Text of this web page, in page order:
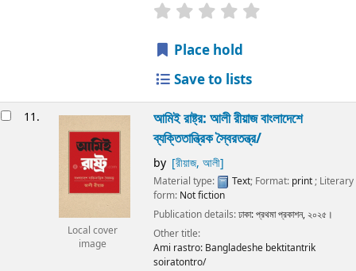
Place hold
Save to lists
11.
Local cover
image
আমিই রাষ্ট্র: আলী রীয়াজবাংলাদেশে
ব্যক্তিতান্ত্রিক স্বৈরতন্ত্র/
by [রীয়াজ, আলী]
Material type: Text; Format: print; Literary
form: Not fiction
Publication details:ঢাকা:প্রথমা প্রকাশন,২০২৫।
Other title:
Ami rastro: Bangladeshe bektitantrik
soiratontro/